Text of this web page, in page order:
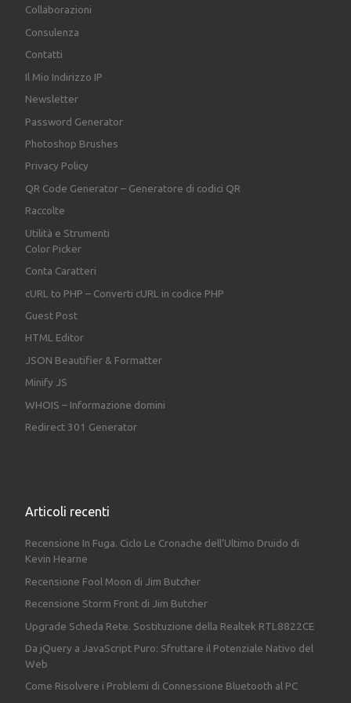
Collaborazioni
Consulenza
Contatti
Il Mio Indirizzo IP
Newsletter
Password Generator
Photoshop Brushes
Privacy Policy
QR Code Generator – Generatore di codici QR
Raccolte
Utilità e Strumenti
Color Picker
Conta Caratteri
cURL to PHP – Converti cURL in codice PHP
Guest Post
HTML Editor
JSON Beautifier & Formatter
Minify JS
WHOIS – Informazione domini
Redirect 301 Generator
Articoli recenti
Recensione In Fuga. Ciclo Le Cronache dell’Ultimo Druido di
Kevin Hearne
Recensione Fool Moon di Jim Butcher
Recensione Storm Front di Jim Butcher
Upgrade Scheda Rete. Sostituzione della Realtek RTL8822CE
Da jQuery a JavaScript Puro: Sfruttare il Potenziale Nativo del
Web
Come Risolvere i Problemi di Connessione Bluetooth al PC